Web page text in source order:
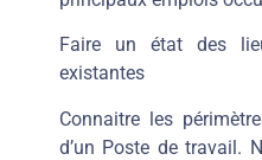
Faire un état des
existantes
Connaitre les
d’un Poste de travail.